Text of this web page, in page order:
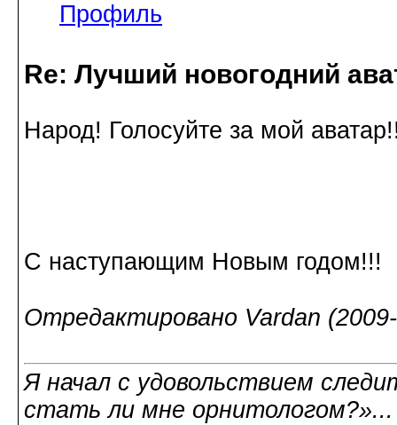
Профиль
Re: Лучший новогодний
Народ! Голосуйте за мой
С наступающим Новым годом!!!
Отредактировано Vardan
Я начал с удовольствием
стать ли мне